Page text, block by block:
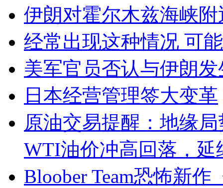
伊朗对霍尔木兹海峡
经常出现这种情况 可
美军官员否认与伊朗
日本经营管理签大变革
原油交易提醒：地缘
WTI油价冲高回落，延
Bloober Team恐怖新作